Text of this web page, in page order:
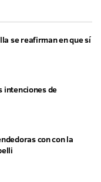
se reafirman en que sí
intenciones de
con con la